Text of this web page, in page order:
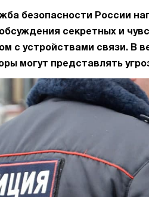
безопасности России
секретных и
с устройствами связи. В
могут представлять